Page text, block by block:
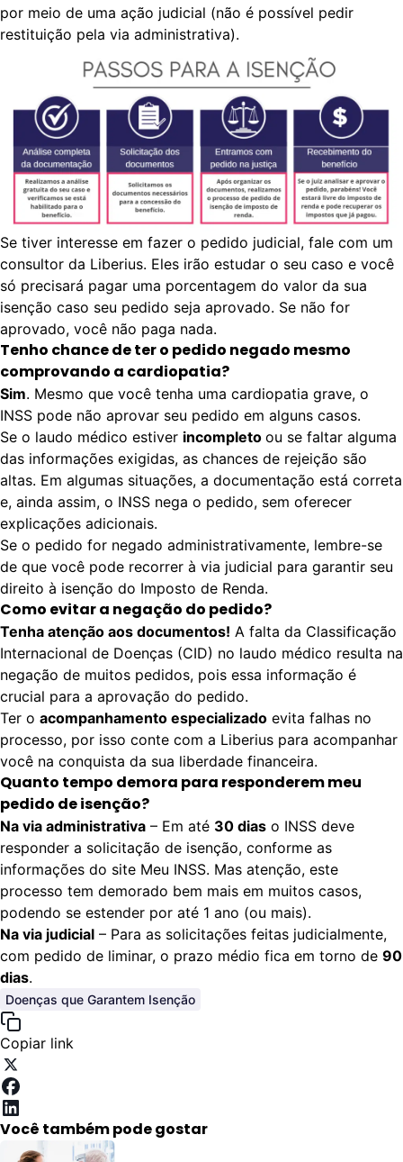
por meio de uma ação judicial (não é possível pedir
restituição pela via administrativa).
Se tiver interesse em fazer o pedido judicial, fale com um
consultor da Liberius. Eles irão estudar o seu caso e você
só precisará pagar uma porcentagem do valor da sua
isenção caso seu pedido seja aprovado. Se não for
aprovado, você não paga nada.
Tenho chance de ter o pedido negado mesmo
comprovando a cardiopatia?
Sim. Mesmo que você tenha uma cardiopatia grave, o
INSS pode não aprovar seu pedido em alguns casos.
Se o laudo médico estiver incompleto ou se faltar alguma
das informações exigidas, as chances de rejeição são
altas. Em algumas situações, a documentação está correta
e, ainda assim, o INSS nega o pedido, sem oferecer
explicações adicionais.
Se o pedido for negado administrativamente, lembre-se
de que você pode recorrer à via judicial para garantir seu
direito à isenção do Imposto de Renda.
Como evitar a negação do pedido?
Tenha atenção aos documentos! A falta da Classificação
Internacional de Doenças (CID) no laudo médico resulta na
negação de muitos pedidos, pois essa informação é
crucial para a aprovação do pedido.
Ter o acompanhamento especializado evita falhas no
processo, por isso conte com a Liberius para acompanhar
você na conquista da sua liberdade financeira.
Quanto tempo demora para responderem meu
pedido de isenção?
Na via administrativa – Em até 30 dias o INSS deve
responder a solicitação de isenção, conforme as
informações do site Meu INSS. Mas atenção, este
processo tem demorado bem mais em muitos casos,
podendo se estender por até 1 ano (ou mais).
Na via judicial – Para as solicitações feitas judicialmente,
com pedido de liminar, o prazo médio fica em torno de 90
dias.
Doenças que Garantem Isenção
Copiar link
Você também pode gostar